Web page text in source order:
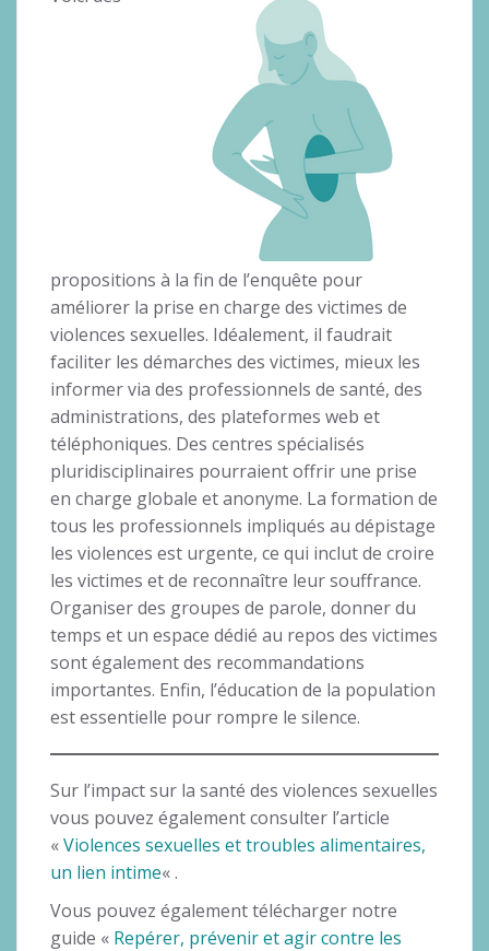
propositions à la fin de l’enquête pour
améliorer la prise en charge des victimes de
violences sexuelles. Idéalement, il faudrait
faciliter les démarches des victimes, mieux les
informer via des professionnels de santé, des
administrations, des plateformes web et
téléphoniques. Des centres spécialisés
pluridisciplinaires pourraient offrir une prise
en charge globale et anonyme. La formation de
tous les professionnels impliqués au dépistage
les violences est urgente, ce qui inclut de croire
les victimes et de reconnaître leur souffrance.
Organiser des groupes de parole, donner du
temps et un espace dédié au repos des victimes
sont également des recommandations
importantes. Enfin, l’éducation de la population
est essentielle pour rompre le silence.
Sur l’impact sur la santé des violences sexuelles
vous pouvez également consulter l’article
«Violences sexuelles et troubles alimentaires,
un lien intime« .
Vous pouvez également télécharger notre
guide « Repérer, prévenir et agir contre les